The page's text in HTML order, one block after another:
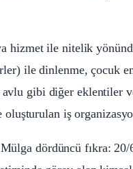
ile nitelik
ile dinlenme, çocuk
gibi diğer eklentiler
iş
dördüncü fıkra: